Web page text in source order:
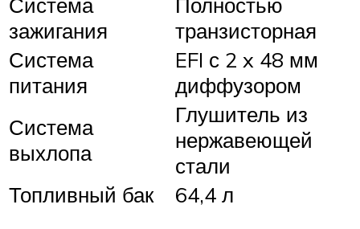
зажигания
транзисторная
Система
питания
EFI с 2 x 48 мм
диффузором
Система
выхлопа
Глушитель из
нержавеющей
стали
Топливный бак
64,4 л